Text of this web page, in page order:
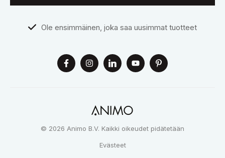
Ole ensimmäinen, joka saa uusimmat tuotteet
© 2026 Animo B.V. Kaikki oikeudet pidätetään
Evästeet